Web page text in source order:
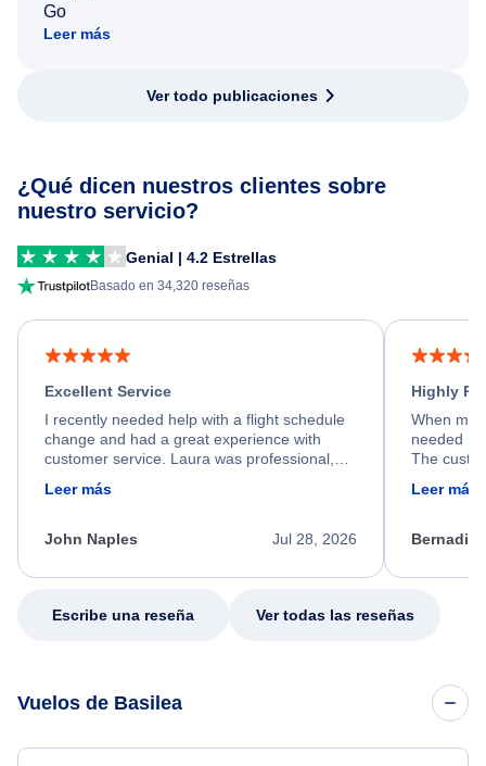
Go
Leer más
Ver todo publicaciones
¿Qué dicen nuestros clientes sobre
nuestro servicio?
Genial | 4.2 Estrellas
Basado en 34,320 reseñas
Excellent Service
I recently needed help with a flight schedule
change and had a great experience with
customer service. Laura was professional,
friendly, and very helpful throughout the
process. She quickly found a solution and
appreciate her excellent service.
Leer más
Jul 28, 2026
John Naples
Highly
When my
needed
The
calm,
my issue.
Leer más
Escribe una reseña Ver todas las reseñas
Vuelos de Basilea